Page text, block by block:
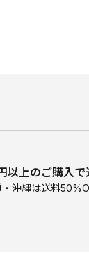
以上のご購入で
沖縄は送料